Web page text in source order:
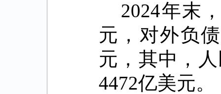
2024年末
元，对外负债
元，其中，
4472亿美元。